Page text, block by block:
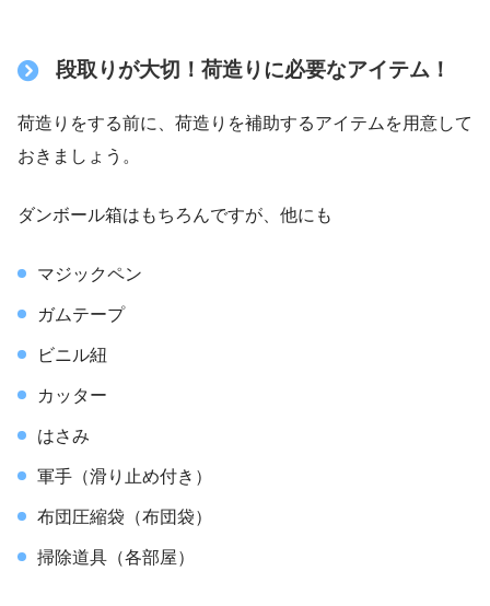
段取りが大切！荷造りに必要なアイテム！
荷造りをする前に、荷造りを補助するアイテムを用意して
おきましょう。
ダンボール箱はもちろんですが、他にも
マジックペン
ガムテープ
ビニル紐
カッター
はさみ
軍手（滑り止め付き）
布団圧縮袋（布団袋）
掃除道具（各部屋）